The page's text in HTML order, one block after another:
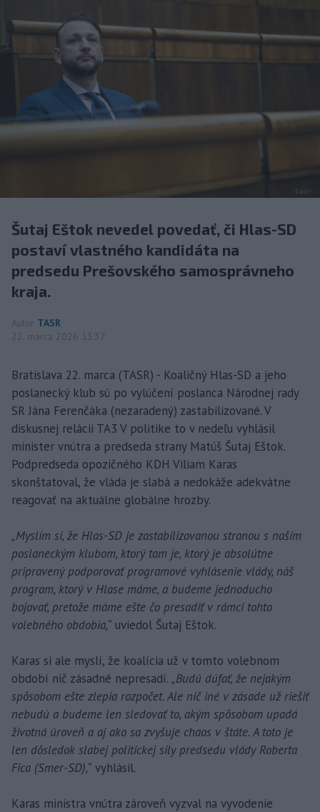
Šutaj Eštok nevedel povedať, či Hlas-SD
postaví vlastného kandidáta na
predsedu Prešovského samosprávneho
kraja.
Autor TASR
22. marca 2026 13:37
Bratislava 22. marca (TASR) - Koaličný Hlas-SD a jeho
poslanecký klub sú po vylúčení poslanca Národnej rady
SR Jána Ferenčáka (nezaradený) zastabilizované. V
diskusnej relácii TA3 V politike to v nedeľu vyhlásil
minister vnútra a predseda strany Matúš Šutaj Eštok.
Podpredseda opozičného KDH Viliam Karas
skonštatoval, že vláda je slabá a nedokáže adekvátne
reagovať na aktuálne globálne hrozby.
„Myslím si, že Hlas-SD je zastabilizovanou stranou s naším
poslaneckým klubom, ktorý tam je, ktorý je absolútne
pripravený podporovať programové vyhlásenie vlády, náš
program, ktorý v Hlase máme, a budeme jednoducho
bojovať, pretože máme ešte čo presadiť v rámci tohto
volebného obdobia,“ uviedol Šutaj Eštok.
Karas si ale myslí, že koalícia už v tomto volebnom
období nič zásadné nepresadí. „Budú dúfať, že nejakým
spôsobom ešte zlepia rozpočet. Ale nič iné v zásade už riešiť
nebudú a budeme len sledovať to, akým spôsobom upadá
životná úroveň a aj ako sa zvyšuje chaos v štáte. A toto je
len dôsledok slabej politickej sily predsedu vlády Roberta
Fica (Smer-SD),“ vyhlásil.
Karas ministra vnútra zároveň vyzval na vyvodenie